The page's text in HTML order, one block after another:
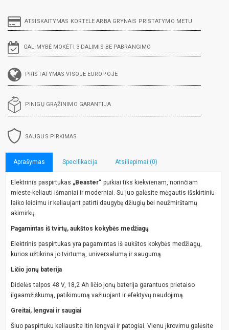
ATSISKAITYMAS KORTELE ARBA GRYNAIS PRISTATYMO METU
GALIMYBĖ MOKĖTI 3 DALIMIS BE PABRANGIMO
PRISTATYMAS VISOJE EUROPOJE
PINIGŲ GRĄŽINIMO GARANTIJA
SAUGUS PIRKIMAS
Aprašymas Specifikacija Atsiliepimai (0)
Elektrinis paspirtukas „Beaster“ puikiai tiks kiekvienam, norinčiam
mieste keliauti išmaniai ir moderniai. Su juo galėsite mėgautis išskirtiniu
laiko leidimu ir keliaujant patirti daugybę džiugių bei neužmirštamų
akimirkų.
Pagamintas iš tvirtų, aukštos kokybės medžiagų
Elektrinis paspirtukas yra pagamintas iš aukštos kokybės medžiagų,
kurios užtikrina jo tvirtumą, universalumą ir saugumą.
Ličio jonų baterija
Didelės talpos 48 V, 18,2 Ah ličio jonų baterija garantuos prietaiso
ilgaamžiškumą, patikimumą važiuojant ir efektyvų naudojimą.
Greitai, lengvai ir saugiai
Šiuo paspirtuku keliausite itin lengvai ir patogiai. Vienu įkrovimu galėsite